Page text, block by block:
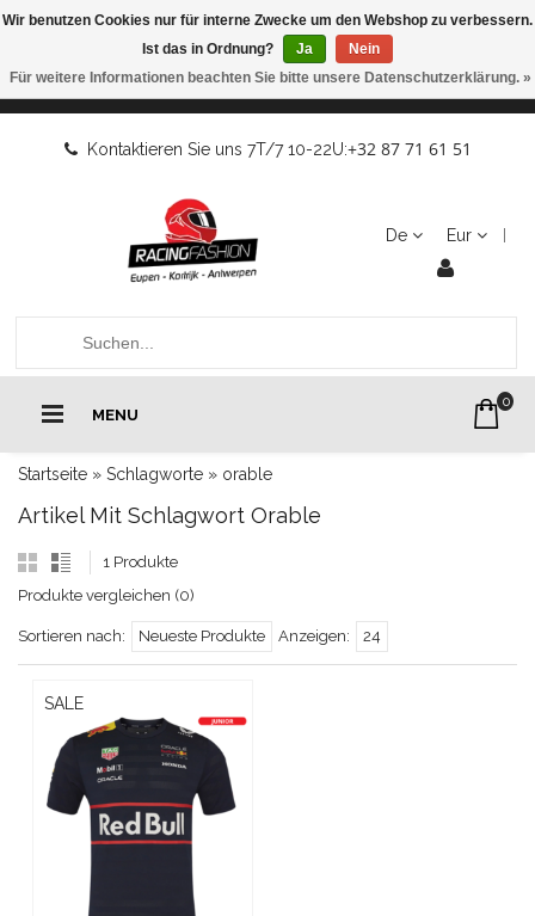
Kontaktieren Sie uns 7T/7 10-22U:+32 87 71 61 51
De Eur
MENU
0
Startseite » Schlagworte » orable
Artikel Mit Schlagwort Orable
1 Produkte
Produkte vergleichen (0)
Sortieren nach: Neueste Produkte Anzeigen: 24
SALE
Wir benutzen Cookies nur für interne Zwecke um den Webshop zu verbessern.
Ist das in Ordnung?
Ja
Nein
Für weitere Informationen beachten Sie bitte unsere Datenschutzerklärung. »